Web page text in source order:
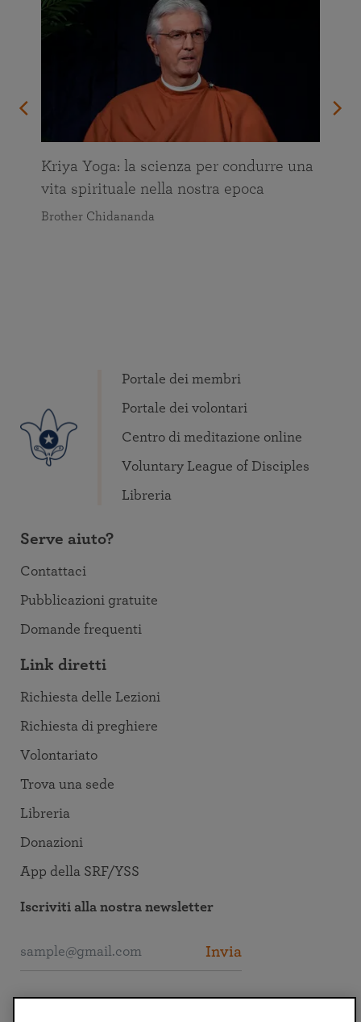
Kriya Yoga: la scienza per condurre una
vita spirituale nella nostra epoca
Brother Chidananda
Portale dei membri
Portale dei volontari
Centro di meditazione online
Voluntary League of Disciples
Libreria
Serve aiuto?
Contattaci
Pubblicazioni gratuite
Domande frequenti
Link diretti
Richiesta delle Lezioni
Richiesta di preghiere
Volontariato
Trova una sede
Libreria
Donazioni
App della SRF/YSS
Iscriviti alla nostra newsletter
Invia